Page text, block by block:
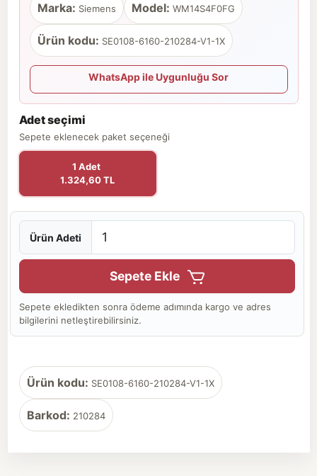
Marka: Siemens Model: WM14S4F0FG
Ürün kodu: SE0108-6160-210284-V1-1X
WhatsApp ile Uygunluğu Sor
Adet seçimi
Sepete eklenecek paket seçeneği
1 Adet
1.324,60 TL
Ürün Adeti
Sepete Ekle
Sepete ekledikten sonra ödeme adımında kargo ve adres
bilgilerini netleştirebilirsiniz.
Ürün kodu: SE0108-6160-210284-V1-1X
Barkod: 210284